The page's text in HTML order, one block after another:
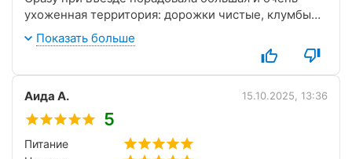
ухоженная территория: дорожки чистые, клумбы
даже в ноябре красивые, лавочки в укромных
местах, воздух свежий и чистый. Гуляли каждый
день, и это уже само по себе было приятным
дополнением к лечению.
Персонал везде внимательный и вежливый, а
медицинский — просто на высоте.
Питание по заказному меню — хорошее,
разнообразное, всё свежее и вкусное. Порции
Показать больше
Аида А. 15.10.2025, 13:36
5
Питание